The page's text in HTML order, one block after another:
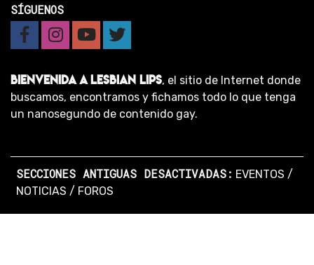
SÍGUENOS
BIENVENIDA A LESBIAN LIPS, el sitio de Internet donde
buscamos, encontramos y fichamos todo lo que tenga
un nanosegundo de contenido gay.
SECCIONES ANTIGUAS DESACTIVADAS: EVENTOS /
NOTICIAS / FOROS